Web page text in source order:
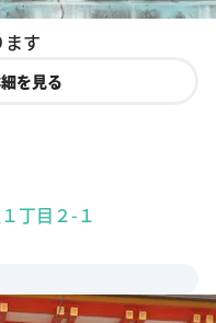
す
を見る
丁目２-１